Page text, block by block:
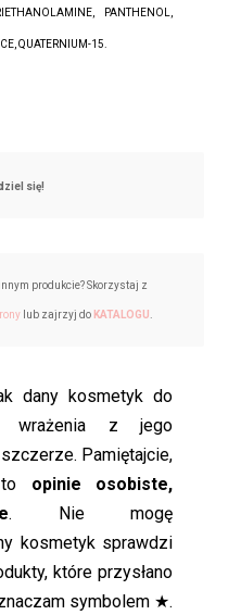
PANTHENOL,
QUATERNIUM-15.
się!
produkcie? Skorzystaj z
lub zajrzyj do KATALOGU
dany kosmetyk do
wrażenia z jego
Pamiętajcie,
opinie osobiste,
. Nie mogę
kosmetyk sprawdzi
które przysłano
symbolem ★.